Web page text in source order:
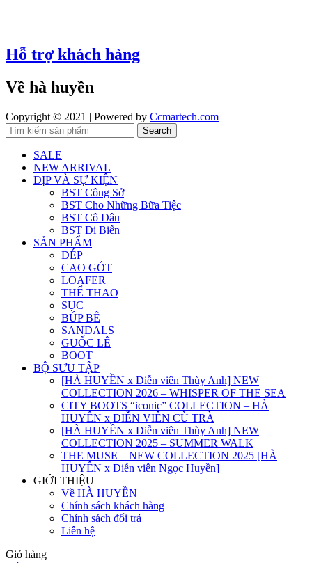
Hỗ trợ khách hàng
Về hà huyền
Copyright © 2021 | Powered by Ccmartech.com
Search
SALE
NEW ARRIVAL
DỊP VÀ SỰ KIỆN
BST Công Sở
BST Cho Những Bữa Tiệc
BST Cô Dâu
BST Đi Biển
SẢN PHẨM
DÉP
CAO GÓT
LOAFER
THỂ THAO
SỤC
BÚP BÊ
SANDALS
GUỐC LÊ
BOOT
BỘ SƯU TẬP
[HÀ HUYỀN x Diễn viên Thùy Anh] NEW
COLLECTION 2026 – WHISPER OF THE SEA
CITY BOOTS “iconic” COLLECTION – HÀ
HUYỀN x DIỄN VIÊN CÙ TRÀ
[HÀ HUYỀN x Diễn viên Thùy Anh] NEW
COLLECTION 2025 – SUMMER WALK
THE MUSE – NEW COLLECTION 2025 [HÀ
HUYỀN x Diễn viên Ngọc Huyền]
GIỚI THIỆU
Về HÀ HUYỀN
Chính sách khách hàng
Chính sách đổi trả
Liên hệ
Giỏ hàng